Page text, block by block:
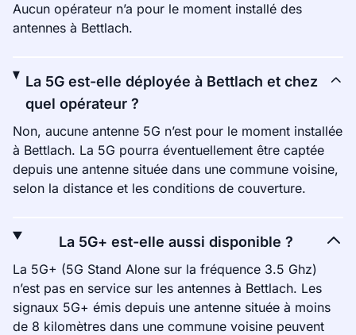
Aucun opérateur n’a pour le moment installé des
antennes à Bettlach.
La 5G est-elle déployée à Bettlach et chez
quel opérateur ?
Non, aucune antenne 5G n’est pour le moment installée
à Bettlach. La 5G pourra éventuellement être captée
depuis une antenne située dans une commune voisine,
selon la distance et les conditions de couverture.
La 5G+ est-elle aussi disponible ?
La 5G+ (5G Stand Alone sur la fréquence 3.5 Ghz)
n’est pas en service sur les antennes à Bettlach. Les
signaux 5G+ émis depuis une antenne située à moins
de 8 kilomètres dans une commune voisine peuvent